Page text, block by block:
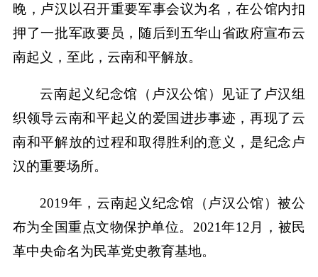
晚，卢汉以召开重要军事会议为名，在公馆内扣
押了一批军政要员，随后到五华山省政府宣布云
南起义，至此，云南和平解放。
云南起义纪念馆（卢汉公馆）见证了卢汉组
织领导云南和平起义的爱国进步事迹，再现了云
南和平解放的过程和取得胜利的意义，是纪念卢
汉的重要场所。
2019年，云南起义纪念馆（卢汉公馆）被公
布为全国重点文物保护单位。2021年12月，被民
革中央命名为民革党史教育基地。